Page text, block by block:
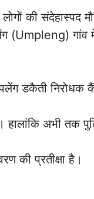
की संदेहास्पद
(Umpleng) गांव
डकैती निराेधक
अभी तक
की प्रतीक्षा है।